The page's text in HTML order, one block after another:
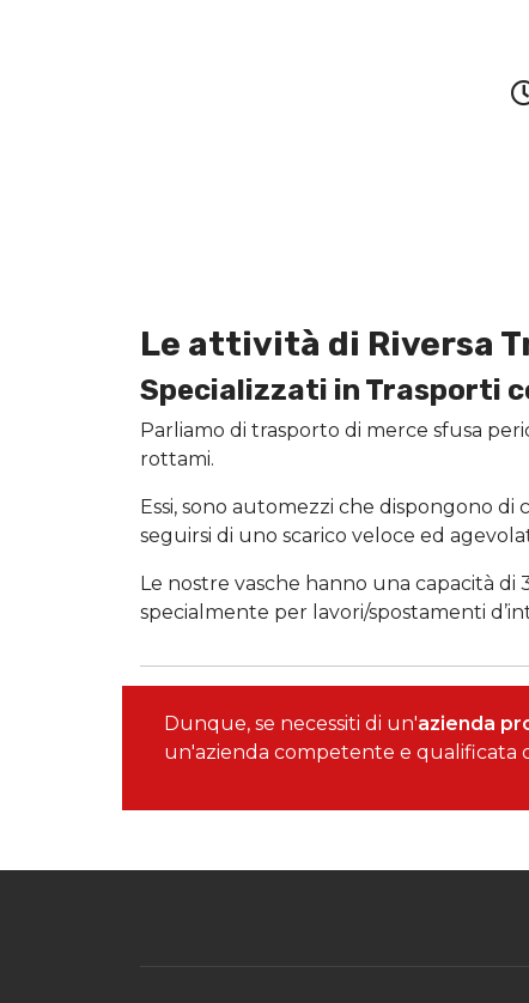
Le attività di Riversa
Specializzati in Trasporti
Parliamo di trasporto di merce sfusa
rottami.
Essi, sono automezzi che dispongono
seguirsi di uno scarico veloce ed
Le nostre vasche hanno una capacità di
specialmente per lavori/spostamenti
Dunque, se necessiti di un'azienda
un'azienda competente e qualificata